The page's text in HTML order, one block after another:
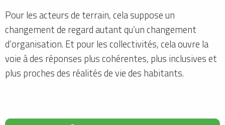
Pour les acteurs de terrain, cela suppose un
changement de regard autant qu’un changement
d’organisation. Et pour les collectivités, cela ouvre la
voie à des réponses plus cohérentes, plus inclusives et
plus proches des réalités de vie des habitants.